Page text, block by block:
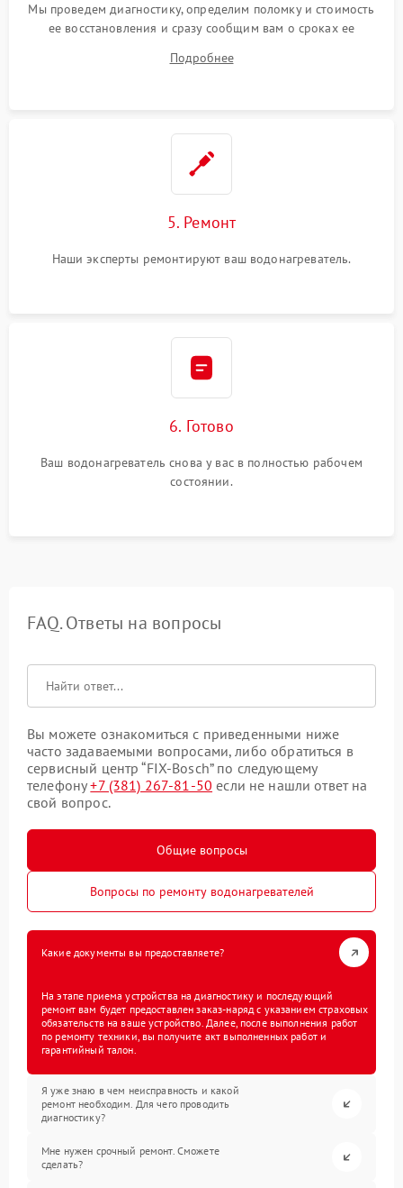
Мы проведем диагностику, определим поломку и стоимость
ее восстановления и сразу сообщим вам о сроках ее
Подробнее
5. Ремонт
Наши эксперты ремонтируют ваш водонагреватель.
6. Готово
Ваш водонагреватель снова у вас в полностью рабочем
состоянии.
FAQ. Ответы на вопросы
Вы можете ознакомиться с приведенными ниже
часто задаваемыми вопросами, либо обратиться в
сервисный центр “FIX-Bosch” по следующему
телефону+7 (381) 267-81-50 если не нашли ответ на
свой вопрос.
Общие вопросы
Вопросы по ремонту водонагревателей
Какие документы вы предоставляете?
На этапе приема устройства на диагностику и последующий
ремонт вам будет предоставлен заказ-наряд с указанием страховых
обязательств на ваше устройство. Далее, после выполнения работ
по ремонту техники, вы получите акт выполненных работ и
гарантийный талон.
Я уже знаю в чем неисправность и какой
ремонт необходим. Для чего проводить
диагностику?
Мне нужен срочный ремонт. Сможете
сделать?